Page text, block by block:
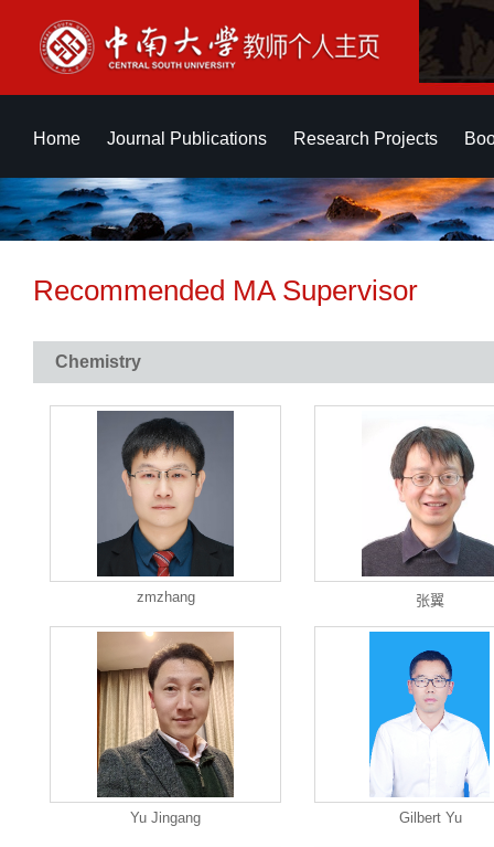
Home Journal Publications Research Projects
Recommended MA Supervisor
Chemistry
zmzhang 张翼
Yu Jingang Gilbert Yu